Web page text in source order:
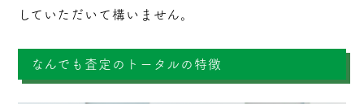
していただいて構いません。
なんでも査定のトータルの特徴